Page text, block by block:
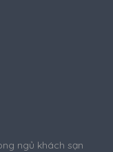
ngủ khách sạn